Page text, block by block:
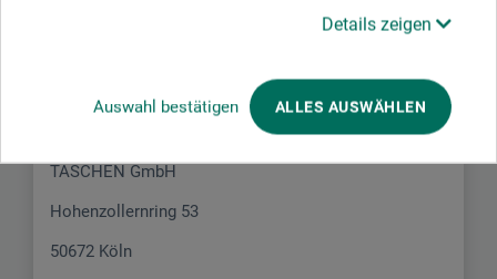
Details zeigen
Auswahl bestätigen ALLES AUSWÄHLEN
Hersteller-Kontakt
Hier finden Sie die Kontaktdaten des Herstellers zu
diesem Produkt.
TASCHEN GmbH
Hohenzollernring 53
50672 Köln